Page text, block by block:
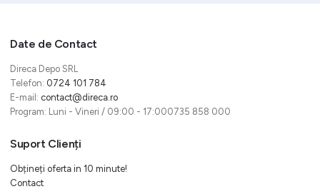
Date de Contact
Direca Depo SRL
Telefon: 0724 101 784
E-mail: contact@direca.ro
Program: Luni - Vineri / 09:00 - 17:000735 858 000
Suport Clienți
Obțineți oferta in 10 minute!
Contact